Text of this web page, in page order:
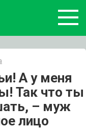
А у меня
Так что ты
– муж
лицо